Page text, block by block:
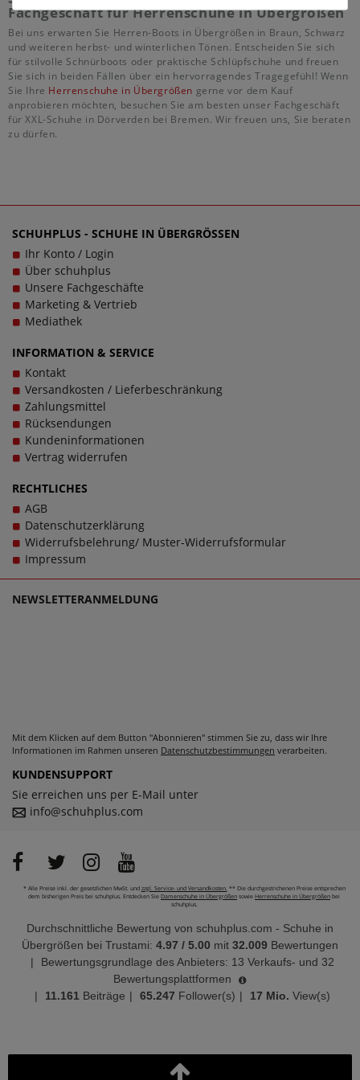
Fachgeschäft für Herrenschuhe in Übergrößen
Bei uns erwarten Sie Herren-Boots in Übergrößen in Braun, Schwarz
und weiteren herbst- und winterlichen Tönen. Entscheiden Sie sich
für stilvolle Schnürboots oder praktische Schlüpfschuhe und freuen
Sie sich in beiden Fällen über ein hervorragendes Tragegefühl! Wenn
Sie Ihre Herrenschuhe in Übergrößen gerne vor dem Kauf
anprobieren möchten, besuchen Sie am besten unser Fachgeschäft
für XXL-Schuhe in Dörverden bei Bremen. Wir freuen uns, Sie beraten
zu dürfen.
SCHUHPLUS - SCHUHE IN ÜBERGRÖSSEN
Ihr Konto / Login
Über schuhplus
Unsere Fachgeschäfte
Marketing & Vertrieb
Mediathek
INFORMATION & SERVICE
Kontakt
Versandkosten / Lieferbeschränkung
Zahlungsmittel
Rücksendungen
Kundeninformationen
Vertrag widerrufen
RECHTLICHES
AGB
Datenschutzerklärung
Widerrufsbelehrung/ Muster-Widerrufsformular
Impressum
NEWSLETTERANMELDUNG
Mit dem Klicken auf dem Button "Abonnieren" stimmen Sie zu, dass wir Ihre
Informationen im Rahmen unseren Datenschutzbestimmungen verarbeiten.
KUNDENSUPPORT
Sie erreichen uns per E-Mail unter
info@schuhplus.com
* Alle Preise inkl. der gesetzlichen MwSt. und zzgl. Service- und Versandkosten.** Die durchgestrichenen Preise entsprechen
dem bisherigen Preis bei schuhplus. Entdecken Sie Damenschuhe in Übergrößen sowie Herrenschuhe in Übergrößen bei
schuhplus.
Durchschnittliche Bewertung von schuhplus.com - Schuhe in
Übergrößen bei Trustami: 4.97 / 5.00 mit 32.009 Bewertungen
|
Bewertungsgrundlage des Anbieters: 13 Verkaufs- und 32
Bewertungsplattformen
|
11.161 Beiträge | 65.247 Follower(s) | 17 Mio. View(s)